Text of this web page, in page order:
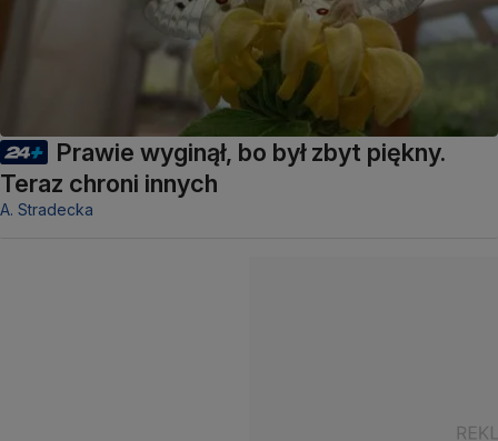
Prawie wyginął, bo był zbyt piękny.
Teraz chroni innych
A. Stradecka